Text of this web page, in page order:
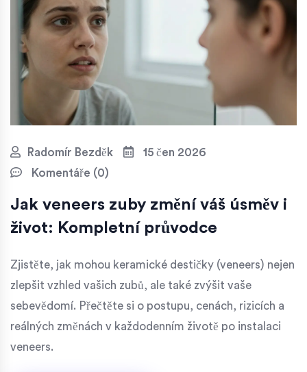
Radomír Bezděk
15 čen 2026
Komentáře (0)
Jak veneers zuby změní váš úsměv i
život: Kompletní průvodce
Zjistěte, jak mohou keramické destičky (veneers) nejen
zlepšit vzhled vašich zubů, ale také zvýšit vaše
sebevědomí. Přečtěte si o postupu, cenách, rizicích a
reálných změnách v každodenním životě po instalaci
veneers.